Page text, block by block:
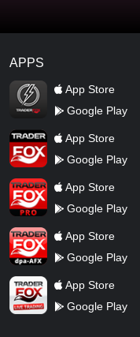
APPS
TraderFox Flash
App Store
Google Play
TraderFox AppApp Store
Google Play
TraderFox ProApp Store
Google Play
TraderFox dpa-AFX
App Store
Google Play
TraderFox Live Trading
App Store
Google Play